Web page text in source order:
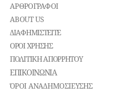
ΑΡΘΡΟΓΡΑΦΟΙ
ABOUT US
ΔΙΑΦΗΜΙΣΤΕΊΤΕ
ΌΡΟΙ ΧΡΉΣΗΣ
ΠΟΛΙΤΙΚΉ ΑΠΟΡΡΉΤΟΥ
ΕΠΙΚΟΙΝΩΝΊΑ
ΌΡΟΙ ΑΝΑΔΗΜΟΣΙΕΥΣΗΣ